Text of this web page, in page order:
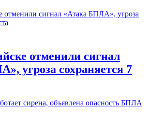
отменили сигнал
угроза сохраняется 7